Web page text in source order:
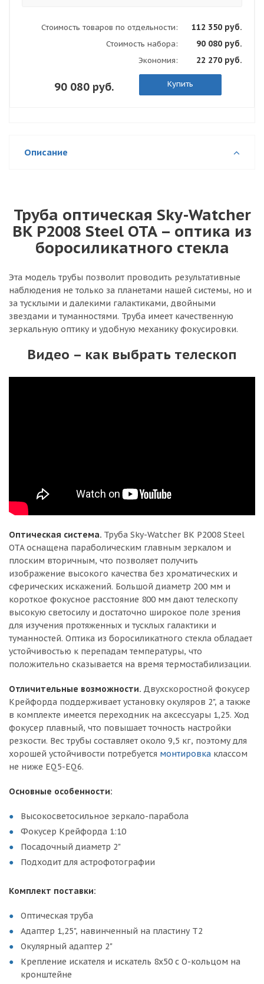
Стоимость товаров по отдельности: 112 350 руб.
Стоимость набора: 90 080 руб.
Экономия: 22 270 руб.
90 080 руб. Купить
Описание
Труба оптическая Sky-Watcher
BK P2008 Steel OTA – оптика из
боросиликатного стекла
Эта модель трубы позволит проводить результативные
наблюдения не только за планетами нашей системы, но и
за тусклыми и далекими галактиками, двойными
звездами и туманностями. Труба имеет качественную
зеркальную оптику и удобную механику фокусировки.
Видео – как выбрать телескоп
Оптическая система. Труба Sky-Watcher BK P2008 Steel
OTA оснащена параболическим главным зеркалом и
плоским вторичным, что позволяет получить
изображение высокого качества без хроматических и
сферических искажений. Большой диаметр 200 мм и
короткое фокусное расстояние 800 мм дают телескопу
высокую светосилу и достаточно широкое поле зрения
для изучения протяженных и тусклых галактики и
туманностей. Оптика из боросиликатного стекла обладает
устойчивостью к перепадам температуры, что
положительно сказывается на время термостабилизации.
Отличительные возможности. Двухскоростной фокусер
Крейфорда поддерживает установку окуляров 2", а также
в комплекте имеется переходник на аксессуары 1,25. Ход
фокусер плавный, что повышает точность настройки
резкости. Вес трубы составляет около 9,5 кг, поэтому для
хорошей устойчивости потребуется монтировка классом
не ниже EQ5-EQ6.
Основные особенности:
Высокосветосильное зеркало-парабола
Фокусер Крейфорда 1:10
Посадочный диаметр 2"
Подходит для астрофотографии
Комплект поставки:
Оптическая труба
Адаптер 1,25", навинченный на пластину Т2
Окулярный адаптер 2"
Крепление искателя и искатель 8x50 с O-кольцом на
кронштейне